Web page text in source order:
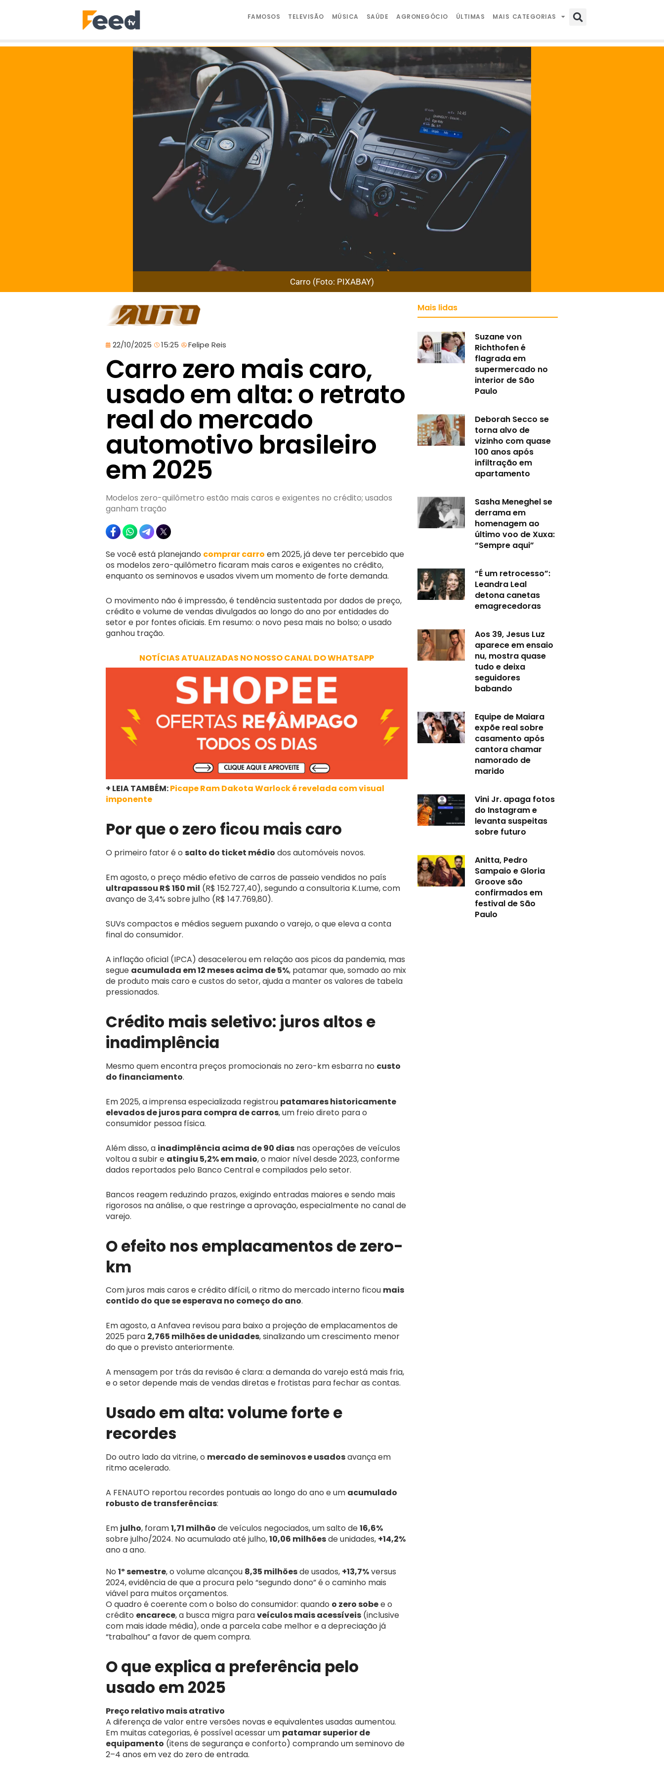
FAMOSOS TELEVISÃO MÚSICA SAÚDE AGRONEGÓCIO ÚLTIMAS MAIS CATEGORIAS
Carro (Foto: PIXABAY)
22/10/2025 15:25 Felipe Reis
Carro zero mais caro,
usado em alta: o retrato
real do mercado
automotivo brasileiro
em 2025
Modelos zero-quilômetro estão mais caros e exigentes no crédito; usados
ganham tração
Se você está planejando comprar carro em 2025, já deve ter percebido que
os modelos zero-quilômetro ficaram mais caros e exigentes no crédito,
enquanto os seminovos e usados vivem um momento de forte demanda.
O movimento não é impressão, é tendência sustentada por dados de preço,
crédito e volume de vendas divulgados ao longo do ano por entidades do
setor e por fontes oficiais. Em resumo: o novo pesa mais no bolso; o usado
ganhou tração.
NOTÍCIAS ATUALIZADAS NO NOSSO CANAL DO WHATSAPP
+ LEIA TAMBÉM:Picape Ram Dakota Warlock é revelada com visual
imponente
Por que o zero ficou mais caro
O primeiro fator é o salto do ticket médio dos automóveis novos.
Em agosto, o preço médio efetivo de carros de passeio vendidos no país
ultrapassou R$ 150 mil (R$ 152.727,40), segundo a consultoria K.Lume, com
avanço de 3,4% sobre julho (R$ 147.769,80).
SUVs compactos e médios seguem puxando o varejo, o que eleva a conta
final do consumidor.
A inflação oficial (IPCA) desacelerou em relação aos picos da pandemia, mas
segue acumulada em 12 meses acima de 5%, patamar que, somado ao mix
de produto mais caro e custos do setor, ajuda a manter os valores de tabela
pressionados.
Crédito mais seletivo: juros altos e
inadimplência
Mesmo quem encontra preços promocionais no zero-km esbarra no custo
do financiamento.
Em 2025, a imprensa especializada registrou patamares historicamente
elevados de juros para compra de carros, um freio direto para o
consumidor pessoa física.
Além disso, a inadimplência acima de 90 dias nas operações de veículos
voltou a subir e atingiu 5,2% em maio, o maior nível desde 2023, conforme
dados reportados pelo Banco Central e compilados pelo setor.
Bancos reagem reduzindo prazos, exigindo entradas maiores e sendo mais
rigorosos na análise, o que restringe a aprovação, especialmente no canal de
varejo.
O efeito nos emplacamentos de zero-
km
Com juros mais caros e crédito difícil, o ritmo do mercado interno ficou mais
contido do que se esperava no começo do ano.
Em agosto, a Anfavea revisou para baixo a projeção de emplacamentos de
2025 para 2,765 milhões de unidades, sinalizando um crescimento menor
do que o previsto anteriormente.
A mensagem por trás da revisão é clara: a demanda do varejo está mais fria,
e o setor depende mais de vendas diretas e frotistas para fechar as contas.
Usado em alta: volume forte e
recordes
Do outro lado da vitrine, o mercado de seminovos e usadosavança em
ritmo acelerado.
A FENAUTO reportou recordes pontuais ao longo do ano e um acumulado
robusto de transferências:
Em julho, foram1,71 milhão de veículos negociados, um salto de16,6%
sobre julho/2024. No acumulado até julho,10,06 milhõesde unidades, +14,2%
ano a ano.
No 1º semestre, o volume alcançou 8,35 milhõesde usados, +13,7%versus
2024, evidência de que a procura pelo “segundo dono” é o caminho mais
viável para muitos orçamentos.
O quadro é coerente com o bolso do consumidor: quando o zero sobee o
crédito encarece, a busca migra paraveículos mais acessíveis (inclusive
com mais idade média), onde a parcela cabe melhor e a depreciação já
“trabalhou” a favor de quem compra.
O que explica a preferência pelo
usado em 2025
Preço relativo mais atrativo
A diferença de valor entre versões novas e equivalentes usadas aumentou.
Em muitas categorias, é possível acessar um patamar superior de
equipamento (itens de segurança e conforto) comprando um seminovo de
2–4 anos em vez do zero de entrada.
Mais lidas
Suzane von
Richthofen é
flagrada em
supermercado no
interior de São
Paulo
Deborah Secco se
torna alvo de
vizinho com quase
100 anos após
infiltração em
apartamento
Sasha Meneghel se
derrama em
homenagem ao
último voo de Xuxa:
“Sempre aqui”
“É um retrocesso”:
Leandra Leal
detona canetas
emagrecedoras
Aos 39, Jesus Luz
aparece em ensaio
nu, mostra quase
tudo e deixa
seguidores
babando
Equipe de Maiara
expõe real sobre
casamento após
cantora chamar
namorado de
marido
Vini Jr. apaga fotos
do Instagram e
levanta suspeitas
sobre futuro
Anitta, Pedro
Sampaio e Gloria
Groove são
confirmados em
festival de São
Paulo